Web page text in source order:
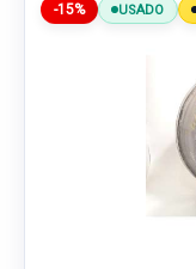
-15% USADO